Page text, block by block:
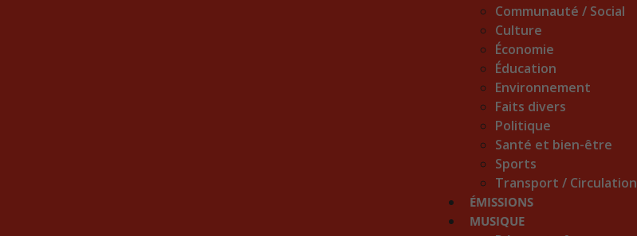
Communauté / Social
Culture
Économie
Éducation
Environnement
Faits divers
Politique
Santé et bien-être
Sports
Transport / Circulation
ÉMISSIONS
MUSIQUE